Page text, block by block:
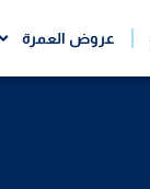
عروض العمرة